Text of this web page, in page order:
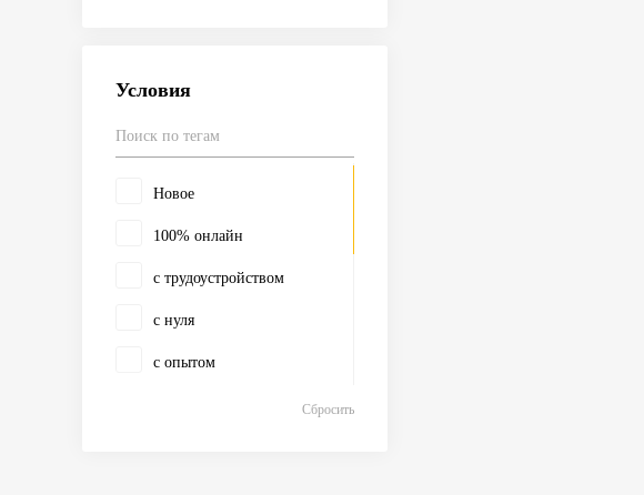
Условия
Новое
100% онлайн
с трудоустройством
с нуля
с опытом
Сбросить